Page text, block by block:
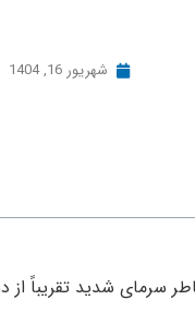
شهریور 16, 1404